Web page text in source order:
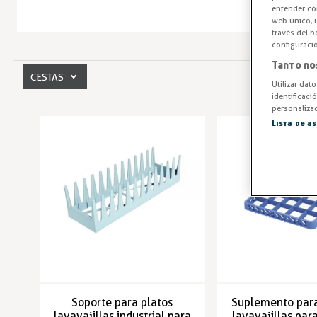
CESTAS
Soporte para platos
Suplemento
entender
web único,
través del
Tanto
Utilizar
Lista de